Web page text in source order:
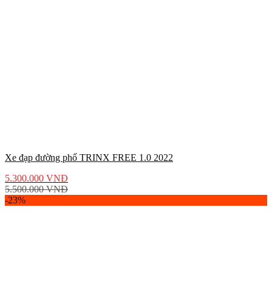
Xe đạp đường phố TRINX FREE 1.0 2022
5.300.000 VNĐ
5.500.000VNĐ
-23%